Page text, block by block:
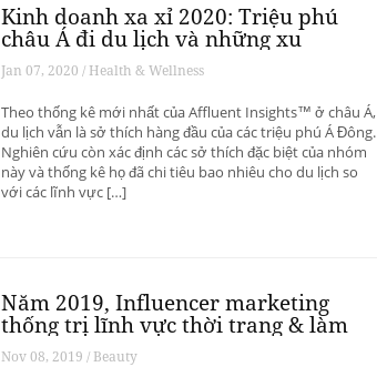
Kinh doanh xa xỉ 2020: Triệu phú
châu Á đi du lịch và những xu
hướng có thể thay đổi ngành du
lịch thượng lưu
Jan 07, 2020 / Health & Wellness
Theo thống kê mới nhất của Affluent Insights™ ở châu Á,
du lịch vẫn là sở thích hàng đầu của các triệu phú Á Đông.
Nghiên cứu còn xác định các sở thích đặc biệt của nhóm
này và thống kê họ đã chi tiêu bao nhiêu cho du lịch so
với các lĩnh vực […]
Năm 2019, Influencer marketing
thống trị lĩnh vực thời trang & làm
đẹp
Nov 08, 2019 / Beauty